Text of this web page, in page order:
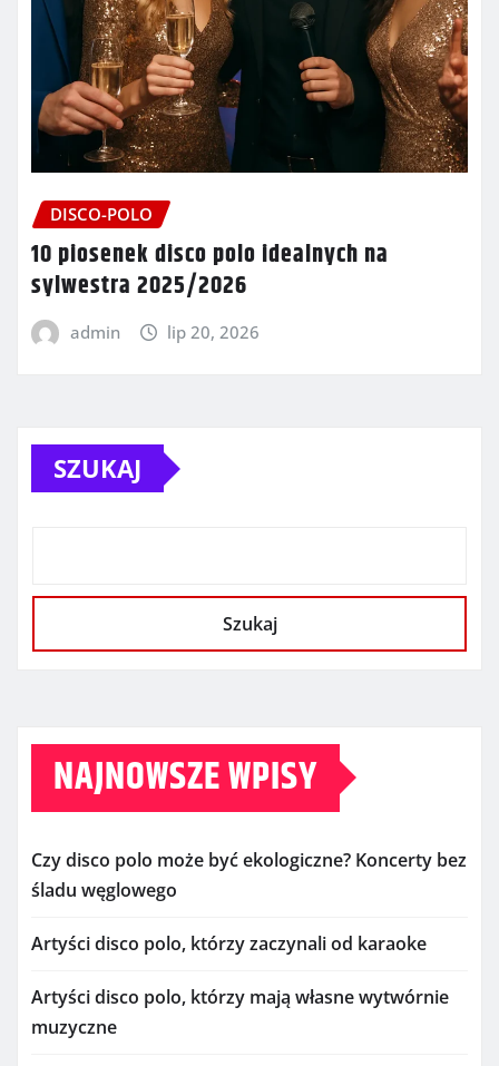
DISCO-POLO
10 piosenek disco polo idealnych na
sylwestra 2025/2026
admin lip 20, 2026
SZUKAJ
Szukaj
NAJNOWSZE WPISY
Czy disco polo może być ekologiczne? Koncerty bez
śladu węglowego
Artyści disco polo, którzy zaczynali od karaoke
Artyści disco polo, którzy mają własne wytwórnie
muzyczne